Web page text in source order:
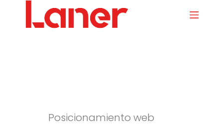
Posicionamiento web